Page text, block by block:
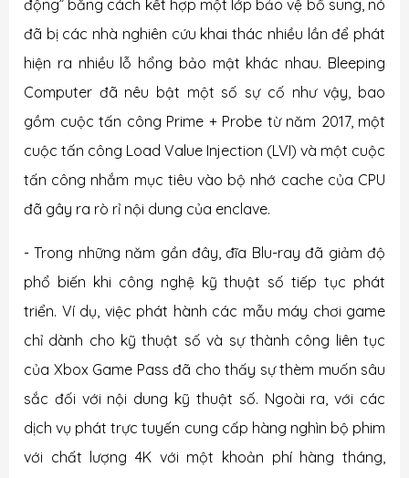
động” bằng cách kết hợp một lớp bảo vệ bổ sung, nó
đã bị các nhà nghiên cứu khai thác nhiều lần để phát
hiện ra nhiều lỗ hổng bảo mật khác nhau. Bleeping
Computer đã nêu bật một số sự cố như vậy, bao
gồm cuộc tấn công Prime + Probe từ năm 2017, một
cuộc tấn công Load Value Injection (LVI) và một cuộc
tấn công nhắm mục tiêu vào bộ nhớ cache của CPU
đã gây ra rò rỉ nội dung của enclave.
- Trong những năm gần đây, đĩa Blu-ray đã giảm độ
phổ biến khi công nghệ kỹ thuật số tiếp tục phát
triển. Ví dụ, việc phát hành các mẫu máy chơi game
chỉ dành cho kỹ thuật số và sự thành công liên tục
của Xbox Game Pass đã cho thấy sự thèm muốn sâu
sắc đối với nội dung kỹ thuật số. Ngoài ra, với các
dịch vụ phát trực tuyến cung cấp hàng nghìn bộ phim
với chất lượng 4K với một khoản phí hàng tháng,